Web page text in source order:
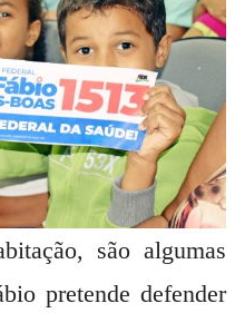
são algumas
pretende defender